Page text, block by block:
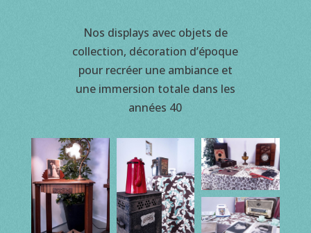
Nos displays avec objets de
collection, décoration d’époque
pour recréer une ambiance et
une immersion totale dans les
années 40